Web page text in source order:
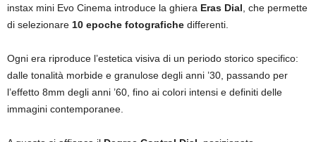
instax mini Evo Cinema introduce la ghiera Eras Dial , che permette
di selezionare 10 epoche fotografiche differenti.
Ogni era riproduce l’estetica visiva di un periodo storico specifico:
dalle tonalità morbide e granulose degli anni ’30, passando per
l’effetto 8mm degli anni ’60, fino ai colori intensi e definiti delle
immagini contemporanee.